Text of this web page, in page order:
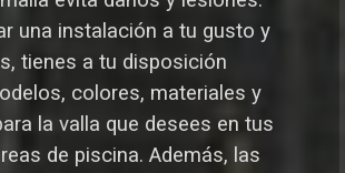
una instalación a tu gusto y
tienes a tu disposición
colores, materiales y
la valla que desees en tus
de piscina. Además, las